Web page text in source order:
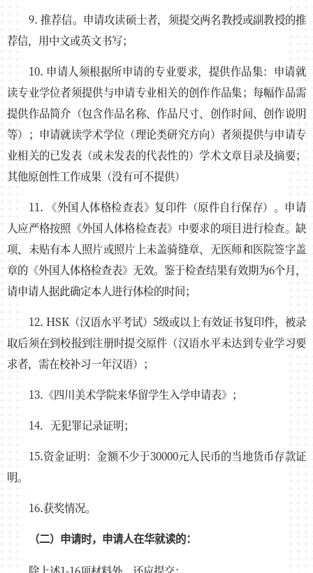
9. 推荐信。申请攻读硕士者，须提交两名教授或副教授的推
荐信，用中文或英文书写；
10. 申请人须根据所申请的专业要求，提供作品集：申请就
读专业学位者须提供与申请专业相关的创作作品集；每幅作品需
提供作品简介（包含作品名称、作品尺寸、创作时间、创作说明
等）；申请就读学术学位（理论类研究方向）者须提供与申请专
业相关的已发表（或未发表的代表性的）学术文章目录及摘要；
其他原创性工作成果（没有可不提供）
11. 《外国人体格检查表》复印件（原件自行保存）。申请
人应严格按照《外国人体格检查表》中要求的项目进行检查。缺
项、未贴有本人照片或照片上未盖骑缝章、无医师和医院签字盖
章的《外国人体格检查表》无效。鉴于检查结果有效期为6个月，
请申请人据此确定本人进行体检的时间；
12. HSK（汉语水平考试）5级或以上有效证书复印件，被录
取后须在到校报到注册时提交原件（汉语水平未达到专业学习要
求者，需在校补习一年汉语）；
13.《四川美术学院来华留学生入学申请表》；
14．无犯罪记录证明；
15.资金证明：金额不少于30000元人民币的当地货币存款证
明。
16.获奖情况。
（二）申请时，申请人在华就读的：